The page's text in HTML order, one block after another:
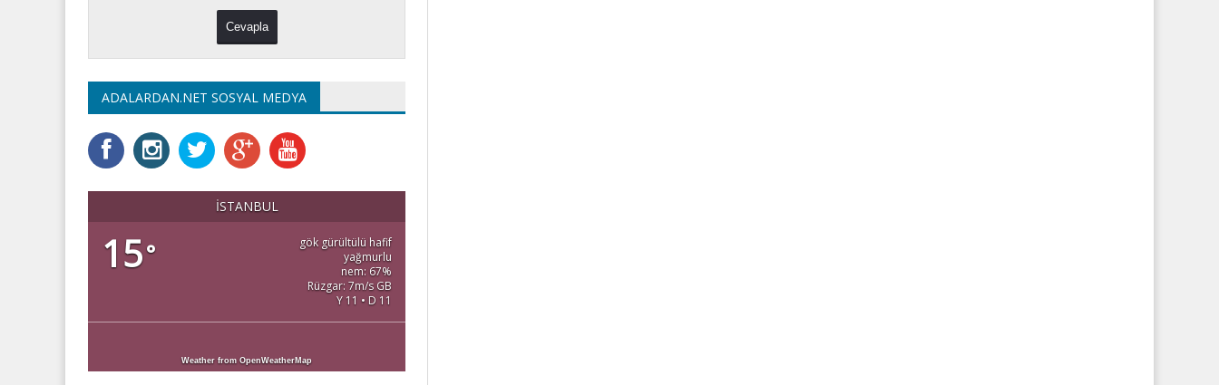
ADALARDAN.NET SOSYAL MEDYA
İSTANBUL
15°
gök gürültülü hafif
yağmurlu
nem: 67%
Rüzgar: 7m/s GB
Y 11 • D 11
Weather from OpenWeatherMap